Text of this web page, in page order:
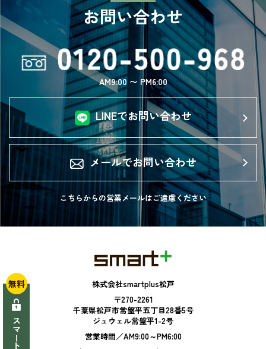
お問い合わせ
AM9:00 〜 PM6:00
LINEでお問い合わせ
メールでお問い合わせ
こちらからの営業メールはご遠慮ください
株式会社smartplus松戸
〒270-2261
千葉県松戸市常盤平五丁目28番5号
ジュウェル常盤平1-2号
営業時間／AM9:00～PM6:00
無料